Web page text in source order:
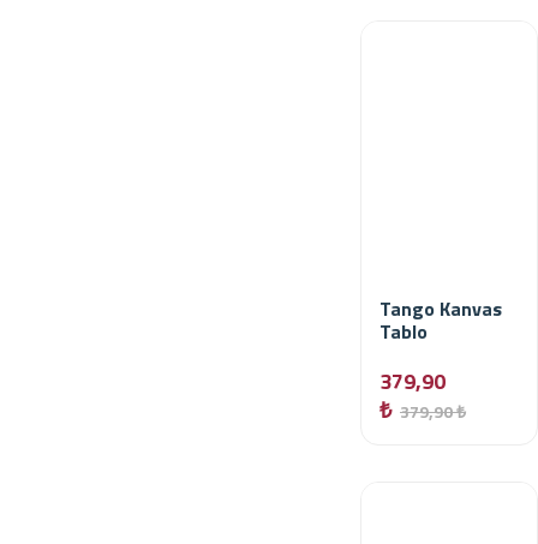
Tango Kanvas
Tablo
379,90
₺ 379,90 ₺